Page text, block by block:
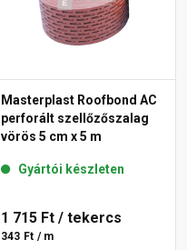
Masterplast Roofbond AC
perforált szellőzőszalag
vörös 5 cm x 5 m
Gyártói készleten
1 715 Ft / tekercs
343 Ft / m